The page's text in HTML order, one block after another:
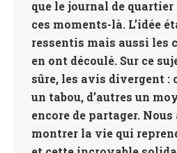
que le journal de
ces moments-là. L’idée
ressentis mais aussi les
en ont découlé. Sur ce
sûre, les avis divergent
un tabou, d’autres un
encore de partager.
montrer la vie qui